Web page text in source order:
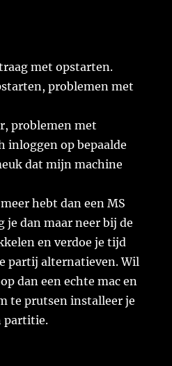
met opstarten.
problemen met
problemen met
inloggen op bepaalde
dat mijn machine
hebt dan een MS
je dan maar neer bij de
en verdoe je tijd
partij alternatieven. Wil
dan een echte mac en
te prutsen installeer je
partitie.